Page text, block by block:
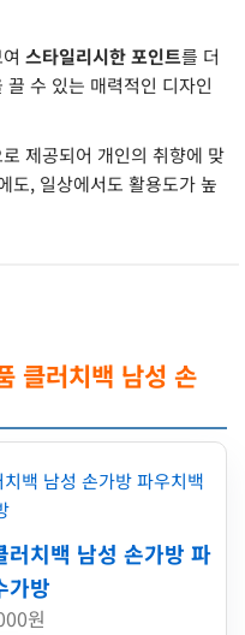
스타일리시한 포인트를 더
수 있는 매력적인 디자인
제공되어 개인의 취향에 맞
도, 일상에서도 활용도가 높
클러치백 남성 손
러치백 남성 손가방 파
가방
원